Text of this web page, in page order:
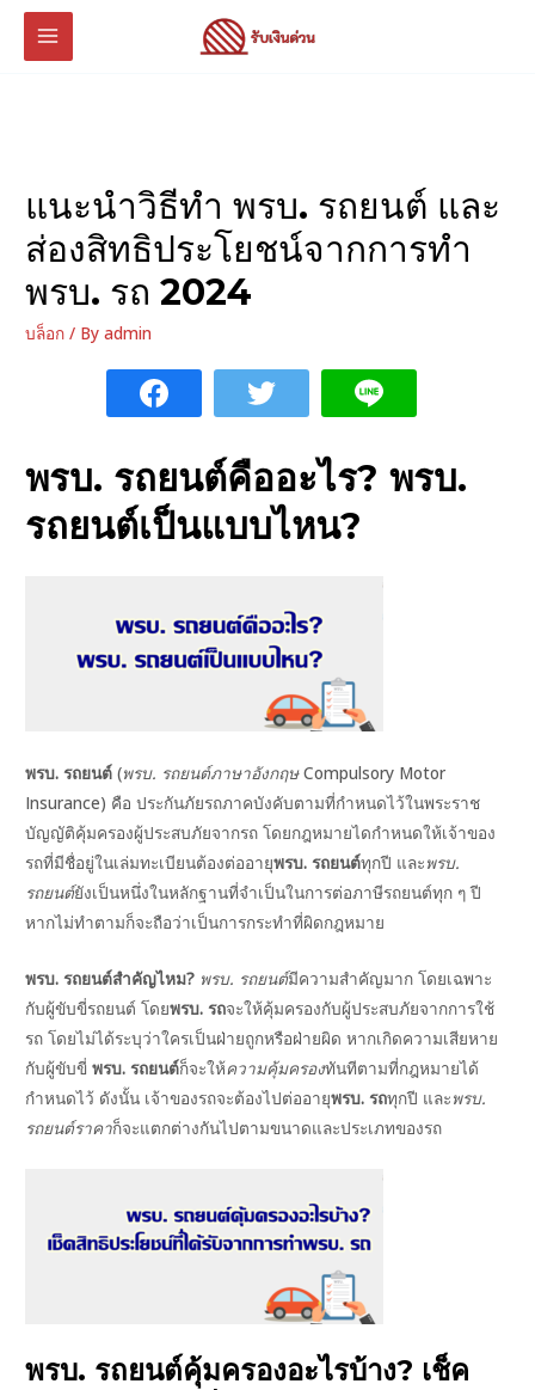
Skip
MAIN
แนะนำวิธีทำ พรบ. รถยนต์ และ
ส่องสิทธิประโยชน์จากการทำ
พรบ. รถ 2024
บล็อก / Byadmin
พรบ. รถยนต์คืออะไร?พรบ.
รถยนต์เป็นแบบไหน?
พรบ. รถยนต์ (พรบ. รถยนต์ภาษาอังกฤษCompulsory Motor
Insurance) คือ ประกันภัยรถภาคบังคับตามที่กำหนดไว้ในพระราช
บัญญัติคุ้มครองผู้ประสบภัยจากรถ โดยกฎหมายไดกำหนดให้เจ้าของ
รถที่มีชื่อยู่ในเล่มทะเบียนต้องต่ออายุพรบ. รถยนต์ทุกปี และพรบ.
รถยนต์ยังเป็นหนึ่งในหลักฐานที่จำเป็นในการต่อภาษีรถยนต์ทุก ๆ ปี
หากไม่ทำตามก็จะถือว่าเป็นการกระทำที่ผิดกฎหมาย
พรบ. รถยนต์สำคัญไหม? พรบ. รถยนต์มีความสำคัญมาก โดยเฉพาะ
กับผู้ขับขี่รถยนต์ โดยพรบ. รถจะให้คุ้มครองกับผู้ประสบภัยจากการใช้
รถ โดยไม่ได้ระบุว่าใครเป็นฝ่ายถูกหรือฝ่ายผิด หากเกิดความเสียหาย
กับผู้ขับขี่พรบ. รถยนต์ก็จะให้ความคุ้มครองทันทีตามที่กฎหมายได้
กำหนดไว้ ดังนั้น เจ้าของรถจะต้องไปต่ออายุพรบ. รถทุกปี และพรบ.
รถยนต์ราคาก็จะแตกต่างกันไปตามขนาดและประเภทของรถ
พรบ. รถยนต์คุ้มครองอะไรบ้าง? เช็ค